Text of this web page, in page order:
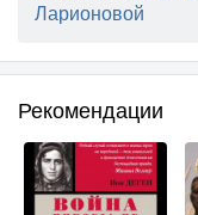
Ларионовой
Рекомендации